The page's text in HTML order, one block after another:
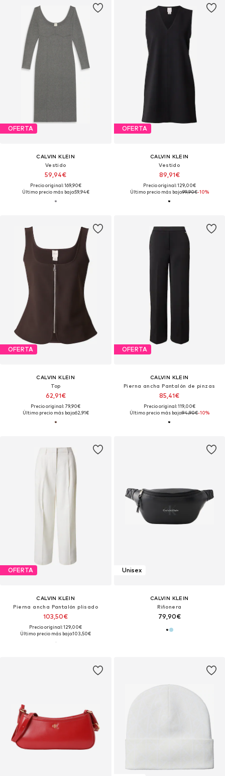
OFERTA
CALVIN KLEIN
Vestido
59,94€
Precio original: 169,90€
Último precio más bajo:59,94€
OFERTA
CALVIN KLEIN
Vestido
89,91€
Precio original: 129,00€
Último precio más bajo:99,90€-10%
OFERTA
CALVIN KLEIN
Top
62,91€
Precio original: 79,90€
Último precio más bajo:62,91€
OFERTA
CALVIN KLEIN
Pierna ancha Pantalón de pinzas
85,41€
Precio original: 119,00€
Último precio más bajo:94,90€-10%
OFERTA
CALVIN KLEIN
Pierna ancha Pantalón plisado
103,50€
Precio original: 129,00€
Último precio más bajo:103,50€
Unisex
CALVIN KLEIN
Riñonera
79,90€